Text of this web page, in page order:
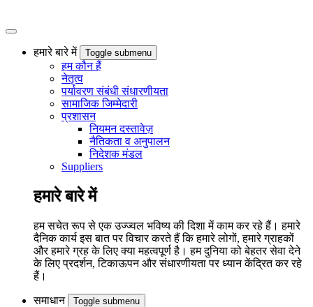
हमारे बारे में Toggle submenu
हम कौन हैं
नेतृत्व
पर्यावरण संबंधी संधारणीयता
सामाजिक जिम्मेदारी
प्रशासन
नियमन दस्तावेज़
नैतिकता व अनुपालन
निदेशक मंडल
Suppliers
हमारे बारे में
हम सचेत रूप से एक उज्ज्वल भविष्य की दिशा में काम कर रहे हैं। हमारे
दैनिक कार्य इस बात पर विचार करते हैं कि हमारे लोगों, हमारे ग्राहकों
और हमारे ग्रह के लिए क्या महत्वपूर्ण है। हम दुनिया को बेहतर सेवा देने
के लिए प्रदर्शन, टिकाऊपन और संधारणीयता पर ध्यान केंद्रित कर रहे
हैं।
समाधान Toggle submenu